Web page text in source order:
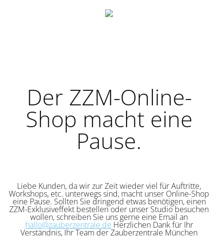
Der ZZM-Online-
Shop macht eine
Pause.
Liebe Kunden, da wir zur Zeit wieder viel für Auftritte,
Workshops, etc. unterwegs sind, macht unser Online-Shop
eine Pause. Sollten Sie dringend etwas benötigen, einen
ZZM-Exklusiveffekt bestellen oder unser Studio besuchen
wollen, schreiben Sie uns gerne eine Email an
hallo@zauberzentrale.de Herzlichen Dank für Ihr
Verständnis, Ihr Team der Zauberzentrale München